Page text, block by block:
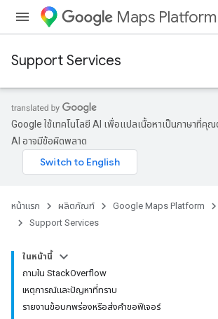
Maps Platform
Support Services
Google ใช้เทคโนโลยี AI เพื่อแปลเนื้อหาเป็นภาษาที่คุ
AI อาจมีข้อผิดพลาด
หน้าแรก ผลิตภัณฑ์ Google Maps Platform
Support Services
ในหน้านี้
ถามใน StackOverflow
เหตุการณ์และปัญหาที่ทราบ
รายงานข้อบกพร่องหรือส่งคำขอฟีเจอร์